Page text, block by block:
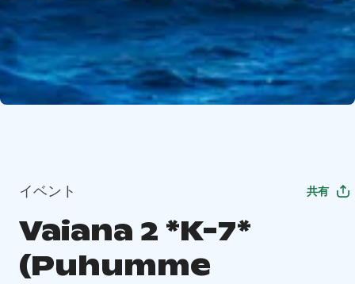
イベント 共有
Vaiana 2 *K-7*
(Puhumme